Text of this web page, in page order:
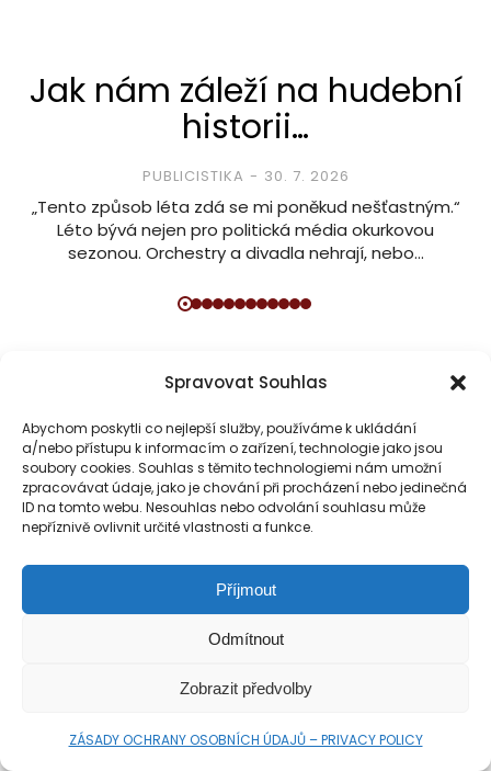
Spravovat Souhlas
Abychom poskytli co nejlepší služby, používáme k ukládání
a/nebo přístupu k informacím o zařízení, technologie jako jsou
soubory cookies. Souhlas s těmito technologiemi nám umožní
zpracovávat údaje, jako je chování při procházení nebo jedinečná
ID na tomto webu. Nesouhlas nebo odvolání souhlasu může
nepříznivě ovlivnit určité vlastnosti a funkce.
Příjmout
Odmítnout
Zobrazit předvolby
ZÁSADY OCHRANY OSOBNÍCH ÚDAJŮ – PRIVACY POLICY
Jak nám záleží na hudební
historii…
PUBLICISTIKA 30. 7. 2026
„Tento způsob léta zdá se mi poněkud nešťastným.“
Léto bývá nejen pro politická média okurkovou
sezonou. Orchestry a divadla nehrají, nebo…
SPOLEČNĚ BUDUJME PLATFORMU
PRO MILOVNÍKY KLASICKÉ HUDBY